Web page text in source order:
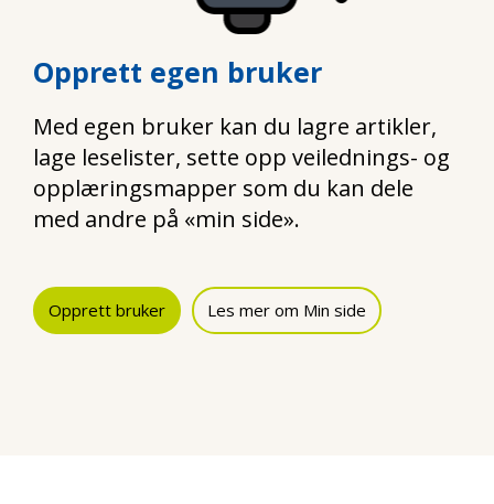
Opprett egen bruker
Med egen bruker kan du lagre artikler,
lage leselister, sette opp veilednings- og
opplæringsmapper som du kan dele
med andre på «min side».
Opprett bruker Les mer om Min side